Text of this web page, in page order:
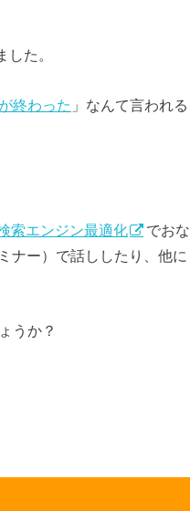
た。
終わった 」なんて言われる
索エンジン最適化
でおな
ナー）で話ししたり、他に
うか？